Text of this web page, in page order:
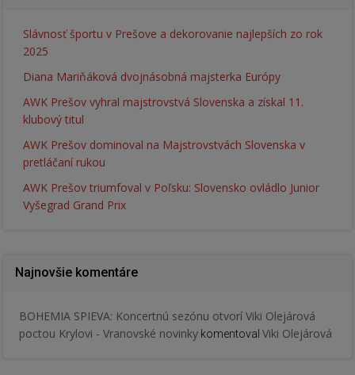
Slávnosť športu v Prešove a dekorovanie najlepších zo rok
2025
Diana Mariňáková dvojnásobná majsterka Európy
AWK Prešov vyhral majstrovstvá Slovenska a získal 11.
klubový titul
AWK Prešov dominoval na Majstrovstvách Slovenska v
pretláčaní rukou
AWK Prešov triumfoval v Poľsku: Slovensko ovládlo Junior
Vyšegrad Grand Prix
Najnovšie komentáre
BOHEMIA SPIEVA: Koncertnú sezónu otvorí Viki Olejárová
poctou Krylovi - Vranovské novinky komentoval Viki Olejárová